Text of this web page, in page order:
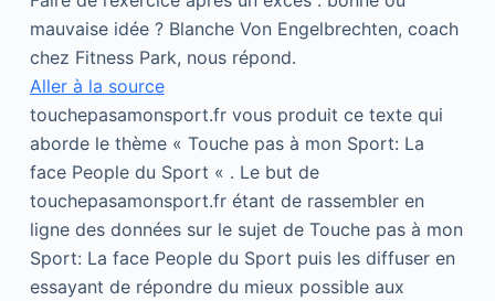
mauvaise idée ? Blanche Von Engelbrechten, coach
chez Fitness Park, nous répond.
Aller à la source
touchepasamonsport.fr vous produit ce texte qui
aborde le thème « Touche pas à mon Sport: La
face People du Sport « . Le but de
touchepasamonsport.fr étant de rassembler en
ligne des données sur le sujet de Touche pas à mon
Sport: La face People du Sport puis les diffuser en
essayant de répondre du mieux possible aux